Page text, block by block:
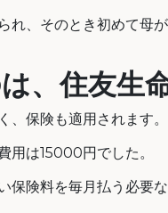
れ、そのとき初めて母
、住友生
、保険も適用されます。
用は15000円でした。
保険料を毎月払う必要